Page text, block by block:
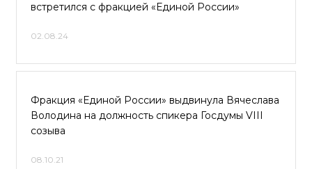
встретился с фракцией «Единой России»
02.08.24
Фракция «Единой России» выдвинула Вячеслава
Володина на должность спикера Госдумы VIII
созыва
08.10.21